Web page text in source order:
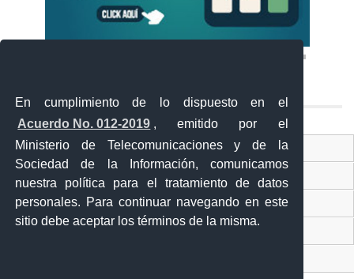
En cumplimiento de lo dispuesto en el
Acuerdo No. 012-2019 , emitido por el
Ministerio de Telecomunicaciones y de la
Sociedad de la Información, comunicamos
nuestra política para el tratamiento de datos
personales. Para continuar navegando en este
sitio debe aceptar los términos de la misma.
Ventanilla Única Virtual
Ventanilla Única de Comercio Exterior
Gobierno Abierto